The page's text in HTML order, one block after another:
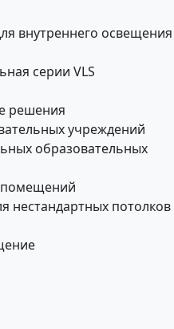
внутреннего освещения
серии VLS
решения
учреждений
образовательных
помещений
нестандартных потолков